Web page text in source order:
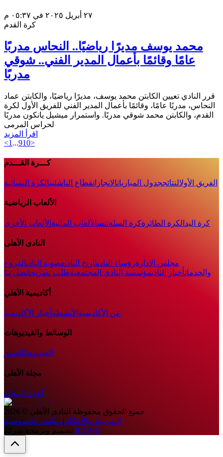
٢٧ أبريل ٢٠٢٥ في ٠٥:٣٧ م
كرة القدم
محمد يوسف مديرًا رياضيًا.. النحاس مدربًا
عامًا وقائمًا بأعمال المدير الفني.. شوقي
مدربًا
قرر النادي تعيين الكابتن محمد يوسف، مديرًا رياضيًا، والكابتن عماد
النحاس، مدربًا عامًا، وقائمًا بأعمال المدير الفني للفريق الأول لكرة
القدم، والكابتن محمد شوقي مدربًا. واستمرار ميشيل يانكون مدربًا
لحراس المرمى
اقرأ المزيد
<1 ...910>
كـــرة القـــدم
الفريق الأولالنتائججدول المبارياتالإنجازاتقطاع الناشئينالكرة النسائية
الألعاب الرياضية
كرة اليد الكرة الطائرةكرة السلةتنسالألعاب المائية الألعاب الأخرى
النادى الأهلى
مجلس الإدارةرؤساء النادىتاريخ النادىعضوية النادىالفروع
والخدماتأخبار الناديمؤسسة النادي المجتمعيةطلب تصريحاتصل بنا
أكاديمية الأهلي
عن الأكاديمية الأنشطة أخبار الأكاديمية
الوسائط والفيديوهات
الفيديوهاتالصور
مجلة الأهلى
أعداد المجلة
جميع الحقوق محفوظة النادى الأهلى ©
2026
الشروط والأحكام|سياسة الخصوصية
تصميم وبرمجة شركة ICONS